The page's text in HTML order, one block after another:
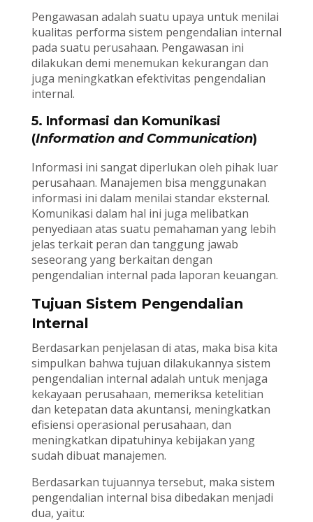
Pengawasan adalah suatu upaya untuk menilai
kualitas performa sistem pengendalian internal
pada suatu perusahaan. Pengawasan ini
dilakukan demi menemukan kekurangan dan
juga meningkatkan efektivitas pengendalian
internal.
5. Informasi dan Komunikasi
(Information and Communication)
Informasi ini sangat diperlukan oleh pihak luar
perusahaan. Manajemen bisa menggunakan
informasi ini dalam menilai standar eksternal.
Komunikasi dalam hal ini juga melibatkan
penyediaan atas suatu pemahaman yang lebih
jelas terkait peran dan tanggung jawab
seseorang yang berkaitan dengan
pengendalian internal pada laporan keuangan.
Tujuan Sistem Pengendalian
Internal
Berdasarkan penjelasan di atas, maka bisa kita
simpulkan bahwa tujuan dilakukannya sistem
pengendalian internal adalah untuk menjaga
kekayaan perusahaan, memeriksa ketelitian
dan ketepatan data akuntansi, meningkatkan
efisiensi operasional perusahaan, dan
meningkatkan dipatuhinya kebijakan yang
sudah dibuat manajemen.
Berdasarkan tujuannya tersebut, maka sistem
pengendalian internal bisa dibedakan menjadi
dua, yaitu: